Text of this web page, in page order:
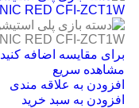
برای مقایسه اضافه کنید
مشاهده سریع
افزودن به علاقه مندی
افزودن به سبد خرید